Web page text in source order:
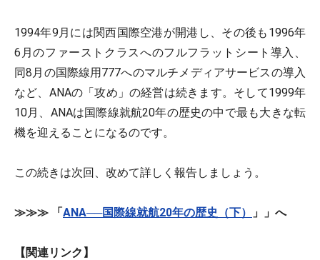
1994年9月には関西国際空港が開港し、その後も1996年
6月のファーストクラスへのフルフラットシート導入、
同8月の国際線用777へのマルチメディアサービスの導入
など、ANAの「攻め」の経営は続きます。そして1999年
10月、ANAは国際線就航20年の歴史の中で最も大きな転
機を迎えることになるのです。
この続きは次回、改めて詳しく報告しましょう。
≫≫≫ 「ANA──国際線就航20年の歴史（下） 」」へ
【関連リンク】